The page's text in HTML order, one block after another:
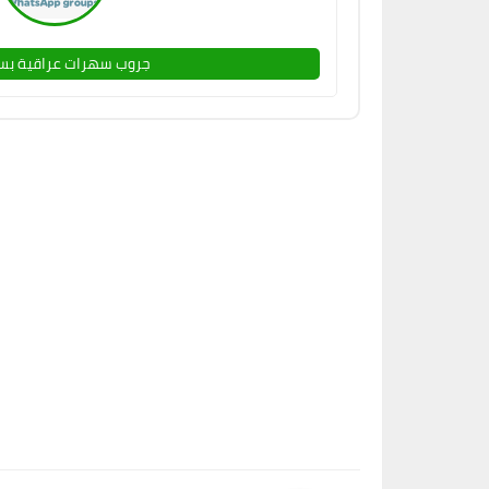
جروب سهرات عراقية